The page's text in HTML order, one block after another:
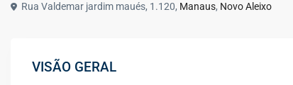
Rua Valdemar jardim maués, 1.120, Manaus, Novo Aleixo
VISÃO GERAL